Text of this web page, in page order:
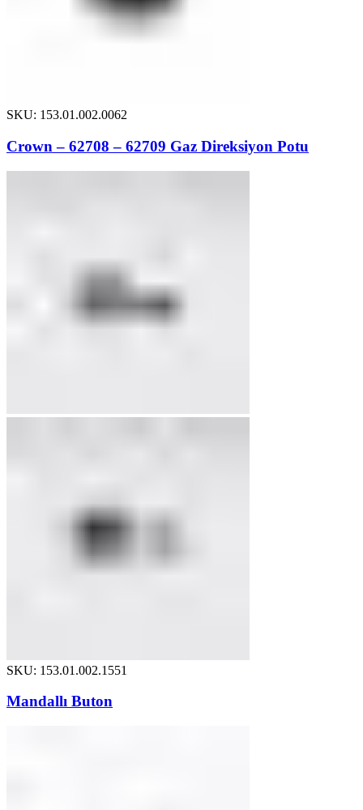
SKU: 153.01.002.0062
Crown – 62708 – 62709 Gaz Direksiyon Potu
SKU: 153.01.002.1551
Mandallı Buton